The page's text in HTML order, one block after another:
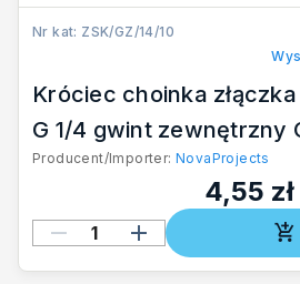
Nr kat: ZSK/GZ/14/10
Króciec choinka
G 1/4 gwint zewnętrzny
Producent/Importer:NovaProjects
4,55 zł